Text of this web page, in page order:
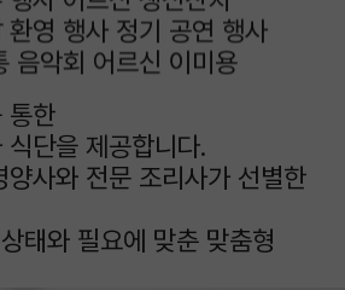
통한
식단을 제공합니다.
사와 전문 조리사가 선별한
태와 필요에 맞춘 맞춤형